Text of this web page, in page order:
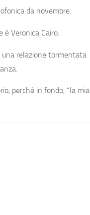
da novembre.
Veronica Cairo.
una relazione tormentata
perché in fondo, “la mia